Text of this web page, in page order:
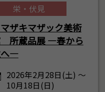
栄・伏見
ザキマザック美術
所蔵品展 ―春から
―
2026年2月28日(土) ～
10月18日(日)